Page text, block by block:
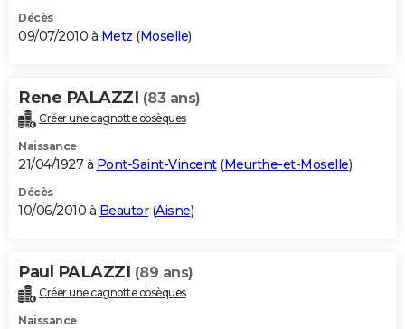
Décès
09/07/2010 à Metz (Moselle)
Rene PALAZZI (83 ans)
Créer une cagnotte obsèques
Naissance
21/04/1927 à Pont-Saint-Vincent(Meurthe-et-Moselle)
Décès
10/06/2010 à Beautor(Aisne)
Paul PALAZZI (89 ans)
Créer une cagnotte obsèques
Naissance